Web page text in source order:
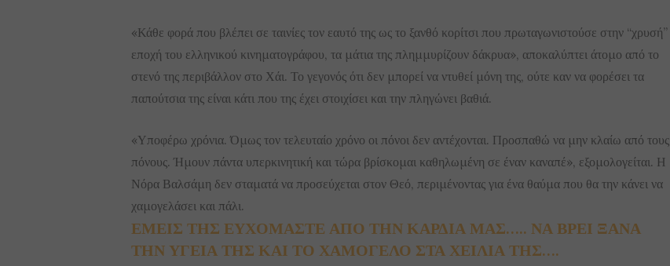
«Κάθε φορά που βλέπει σε ταινίες τον εαυτό της ως το ξανθό κορίτσι που πρωταγωνιστούσε στην “χρυσή”
εποχή του ελληνικού κινηματογράφου, τα μάτια της πλημμυρίζουν δάκρυα», αποκαλύπτει άτομο από το
στενό της περιβάλλον στο Χάι. Το γεγονός ότι δεν μπορεί να ντυθεί μόνη της, ούτε καν να φορέσει τα
παπούτσια της είναι κάτι που της έχει στοιχίσει και την πληγώνει βαθιά.
«Υποφέρω χρόνια. Όμως τον τελευταίο χρόνο οι πόνοι δεν αντέχονται. Προσπαθώ να μην κλαίω από τους
πόνους. Ήμουν πάντα υπερκινητική και τώρα βρίσκομαι καθηλωμένη σε έναν καναπέ», εξομολογείται. Η
Νόρα Βαλσάμη δεν σταματά να προσεύχεται στον Θεό, περιμένοντας για ένα θαύμα που θα την κάνει να
χαμογελάσει και πάλι.
ΕΜΕΙΣ ΤΗΣ ΕΥΧΟΜΑΣΤΕ ΑΠΟ ΤΗΝ ΚΑΡΔΙΑ ΜΑΣ….. ΝΑ ΒΡΕΙ ΞΑΝΑ
ΤΗΝ ΥΓΕΙΑ ΤΗΣ ΚΑΙ ΤΟ ΧΑΜΟΓΕΛΟ ΣΤΑ ΧΕΙΛΙΑ ΤΗΣ….